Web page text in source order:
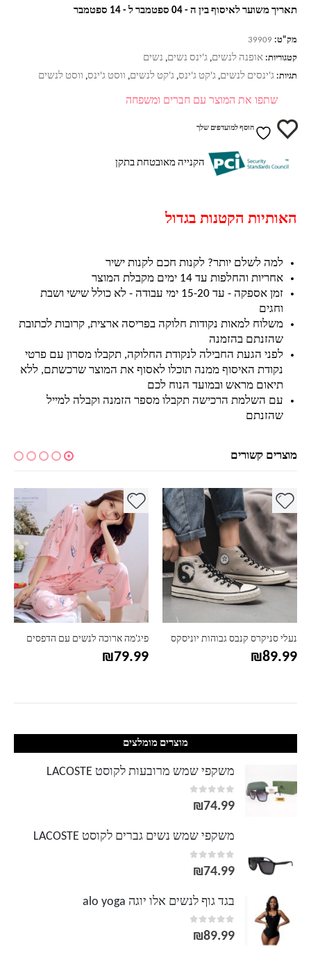
תאריך משוער לאיסוף בין ה - 04 ספטמבר ל - 14 ספטמבר
מק"ט: 39909
קטגוריות: אופנה לנשים, ג'ינס נשים, נשים
תגיות: ג'ינסים לנשים, ג'קט ג'ינס, ג'קט לנשים, ווסט ג'ינס, ווסט לנשים
שתפו את המוצר עם חברים ומשפחה
הוסף למועדפים שלך
הקנייה מאובטחת בתקן
האותיות הקטנות בגדול
למה לשלם יותר? לקנות חכם לקנות ישיר
אחריות והחלפות עד 14 ימים מקבלת המוצר
זמן אספקה - עד 15-20 ימי עבודה - לא כולל שישי ושבת
וחגים
משלוח למאות נקודות חלוקה בפריסה ארצית, קרובות לכתובת
שהזנתם בהזמנה
לפני הגעת החבילה לנקודת החלוקה, תקבלו מסרון עם פרטי
נקודת האיסוף ממנה תוכלו לאסוף את המוצר שרכשתם, ללא
תיאום מראש ובמועד הנוח לכם
עם השלמת הרכישה תקבלו מספר הזמנה וקבלה למייל
שהזנתם
מוצרים קשורים
נעלי סניקרס קנבס גבוהות יוניסקס
₪89.99
למוצר זה יש מספר סוגים. ניתן לבחור את האפשרויות בעמוד המוצר
פיג'מה ארוכה לנשים עם הדפסים
₪79.99
למוצר זה יש מספר סוגים. ניתן לבחור את האפשרויות בעמוד המוצר
מוצרים מומלצים
משקפי שמש מרובעות לקוסט LACOSTE
0
out of 5
₪74.99
משקפי שמש נשים גברים לקוסט LACOSTE
0
out of 5
₪74.99
בגד גוף לנשים אלו יוגה alo yoga
0
out of 5
₪89.99